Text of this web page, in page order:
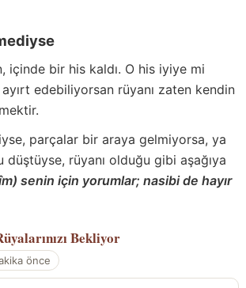
içinde bir his kaldı. O his iyiye mi
edebiliyorsan rüyanı zaten kendin
parçalar bir araya gelmiyorsa, ya
rüyanı olduğu gibi aşağıya
senin için yorumlar; nasibi de hayır
Bekliyor
önce